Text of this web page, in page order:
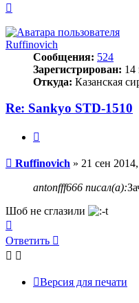
началу
Ruffinovich
Сообщения: 524
Зарегистрирован: 14
Откуда: Казанская
Re: Sankyo STD-1510
Сообщение
Ruffinovich » 21 сен
antonfff666 писал(а):
Шоб не сглазили
к
началу
Ответить
Версия для печати